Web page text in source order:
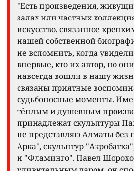
"Есть произведения,
залах или частных
искусство, связанное
нашей собственной
не вспомнить, когда
впервые, кто их автор, но
навсегда вошли в нашу
связаны приятные
судьбоносные моменты.
тёплым и душевным
принадлежат скульптуры
не представляю Алматы без
Арка", скульптур
и "Фламинго". Павел